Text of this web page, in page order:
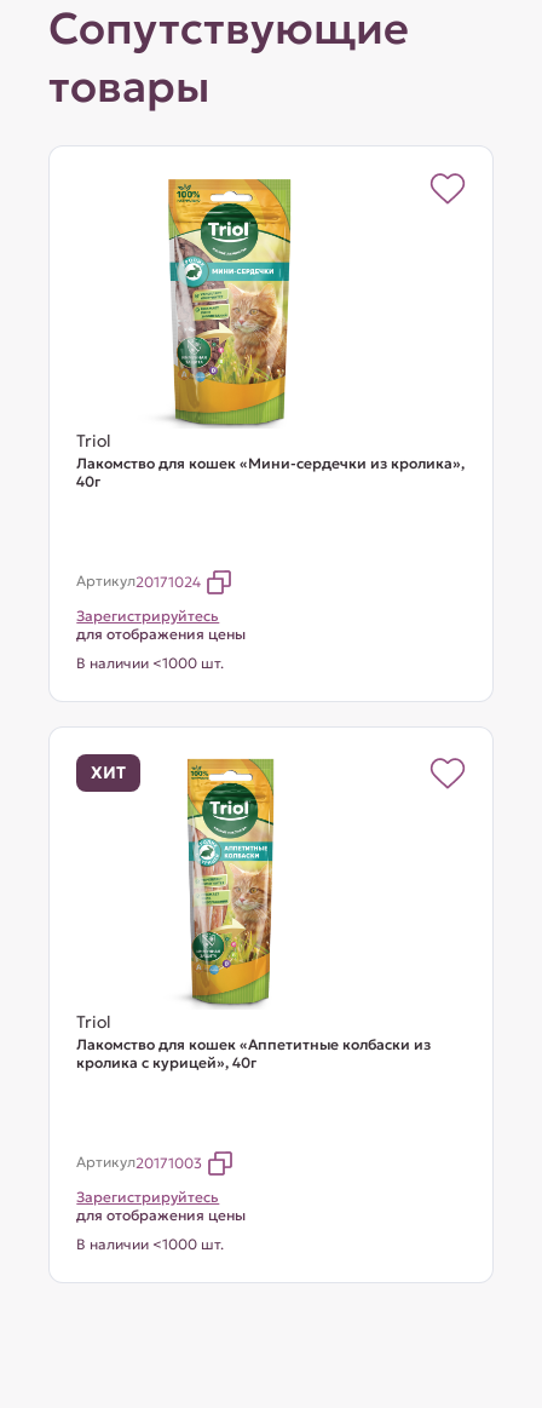
Сопутствующие
товары
Triol
Лакомство для кошек «Мини-сердечки из кролика»,
40г
Артикул20171024
Зарегистрируйтесь
для отображения цены
В наличии <1000 шт.
ХИТ
Triol
Лакомство для кошек «Аппетитные колбаски из
кролика с курицей», 40г
Артикул20171003
Зарегистрируйтесь
для отображения цены
В наличии <1000 шт.